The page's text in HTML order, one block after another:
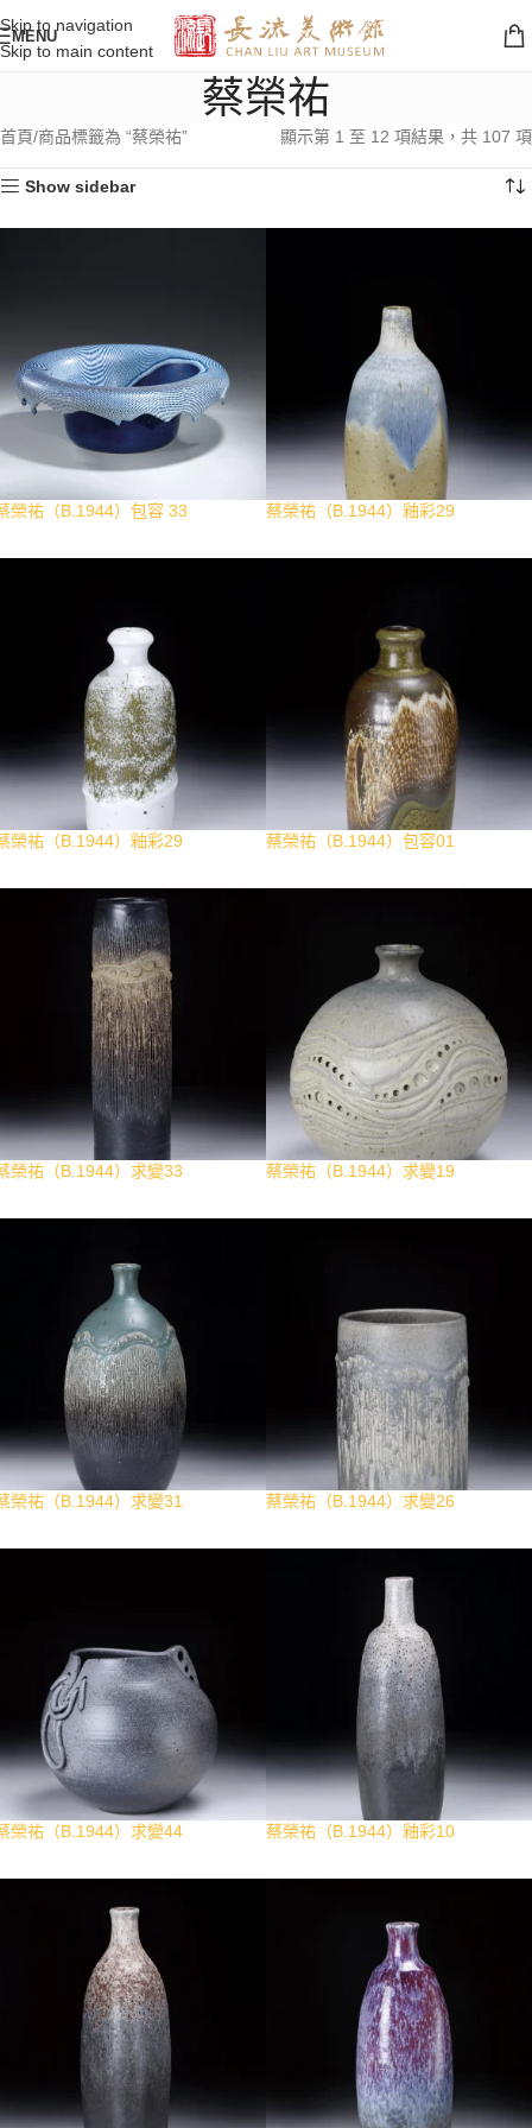
Skip to navigation
Skip to main content
MENU
蔡榮祐
首頁 商品標籤為 “蔡榮祐” 顯示第 1 至 12 項結果，共 107 項
Show sidebar
榮祐（B.1944）包容 33 蔡榮祐（B.1944）釉彩29
榮祐（B.1944）釉彩29 蔡榮祐（B.1944）包容01
榮祐（B.1944）求變33 蔡榮祐（B.1944）求變19
榮祐（B.1944）求變31 蔡榮祐（B.1944）求變26
榮祐（B.1944）求變44 蔡榮祐（B.1944）釉彩10